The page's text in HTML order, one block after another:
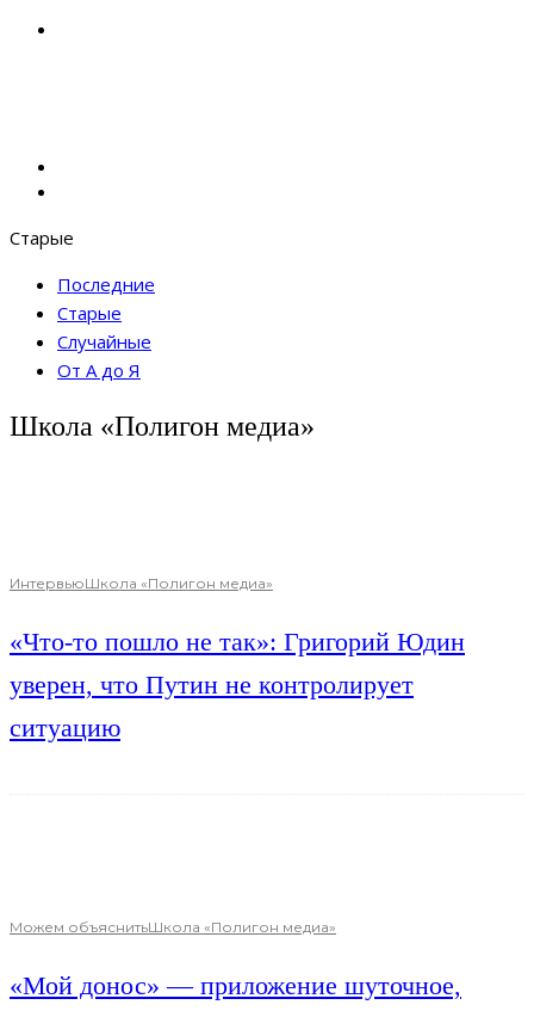
Старые
Последние
Старые
Случайные
От А до Я
Школа «Полигон медиа»
ИнтервьюШкола «Полигон медиа»
«Что-то пошло не так»: Григорий Юдин
уверен, что Путин не контролирует
ситуацию
Можем объяснитьШкола «Полигон медиа»
«Мой донос» — приложение шуточное,